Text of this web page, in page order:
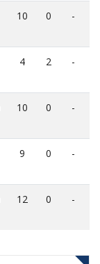
10 0 -
4 2 -
10 0 -
9 0 -
12 0 -